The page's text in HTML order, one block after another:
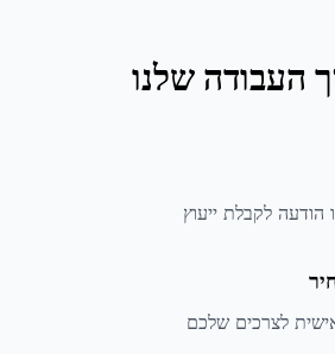
העבודה שלנו
לקבלת ייעוץ
לצרכים שלכם